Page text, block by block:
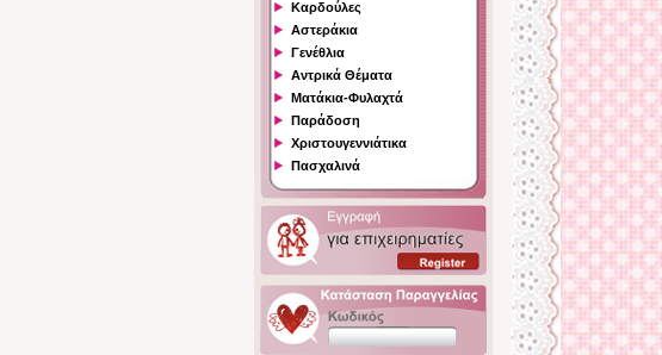
Καρδούλες
Αστεράκια
Γενέθλια
Αντρικά Θέματα
Ματάκια-Φυλαχτά
Παράδοση
Χριστουγεννιάτικα
Πασχαλινά